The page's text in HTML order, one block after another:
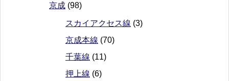
京成 (98)
スカイアクセス線 (3)
京成本線 (70)
千葉線 (11)
押上線 (6)